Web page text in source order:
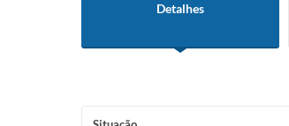
Detalhes